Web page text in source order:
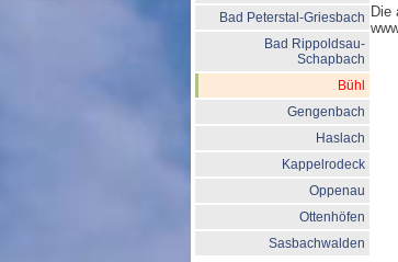
Bad Peterstal-Griesbach
Bad Rippoldsau-
Schapbach
Bühl
Gengenbach
Haslach
Kappelrodeck
Oppenau
Ottenhöfen
Sasbachwalden
Die